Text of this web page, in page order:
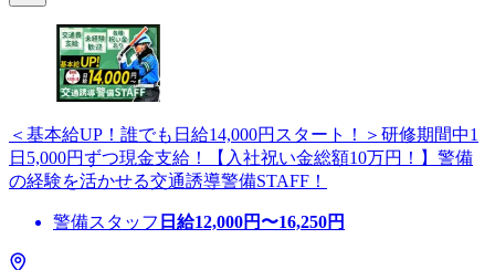
＜基本給UP！誰でも日給14,000円スタート！＞研修期間中1
日5,000円ずつ現金支給！【入社祝い金総額10万円！】警備
の経験を活かせる交通誘導警備STAFF！
警備スタッフ 日給12,000円〜16,250円